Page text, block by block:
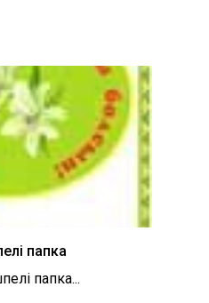
папка
папка...